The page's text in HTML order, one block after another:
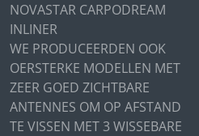
NOVASTAR CARPODREAM
INLINER
WE PRODUCEERDEN OOK
OERSTERKE MODELLEN MET
ZEER GOED ZICHTBARE
ANTENNES OM OP AFSTAND
TE VISSEN MET 3 WISSEBARE